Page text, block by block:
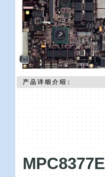
产 品 详 细 介 绍：